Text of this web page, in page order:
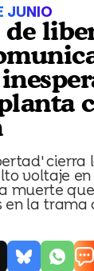
JUNIO
de
cierra
voltaje en
muerte
la trama